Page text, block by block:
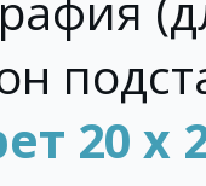
20 х